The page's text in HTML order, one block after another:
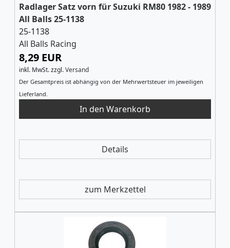
Radlager Satz vorn für Suzuki RM80 1982 - 1989
All Balls 25-1138
25-1138
All Balls Racing
8,29 EUR
inkl. MwSt.zzgl.Versand
Der Gesamtpreis ist abhängig von der Mehrwertsteuer im jeweiligen
Lieferland.
Details
zum Merkzettel